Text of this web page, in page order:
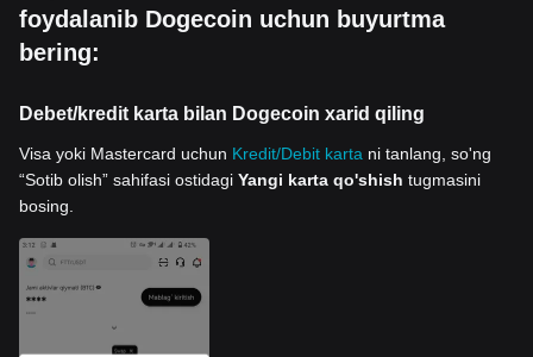
foydalanib Dogecoin uchun buyurtma
bering:
Debet/kredit karta bilan Dogecoin xarid qiling
Visa yoki Mastercard uchun Kredit/Debit karta ni tanlang, so'ng
“Sotib olish” sahifasi ostidagi Yangi karta qo'shish tugmasini
bosing.